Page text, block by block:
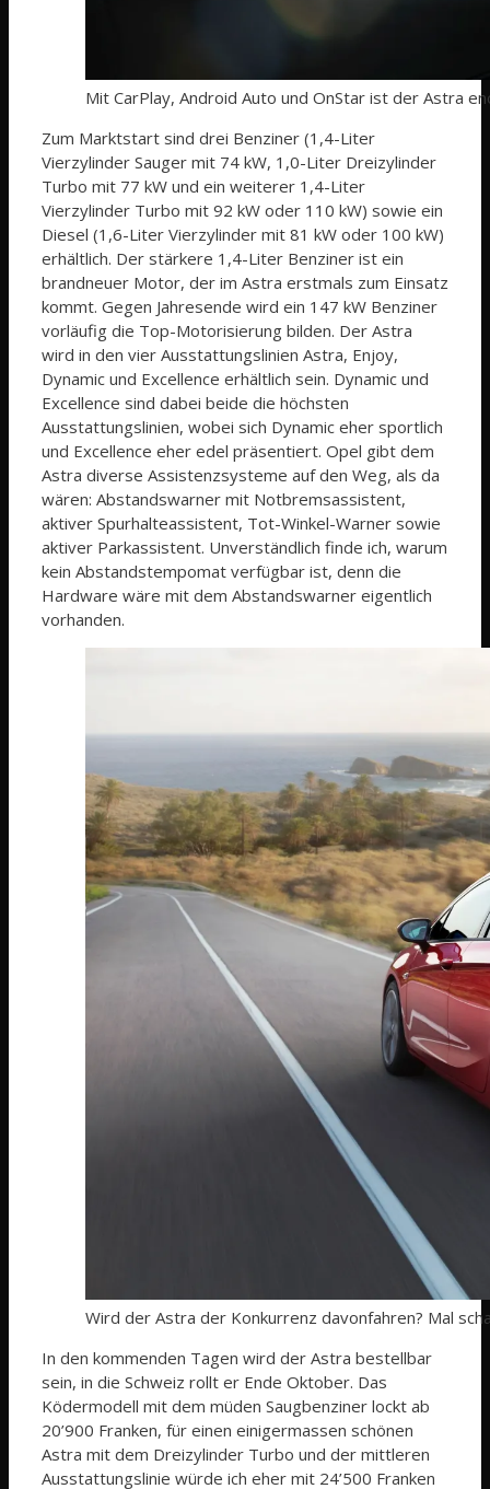
Mit CarPlay, Android Auto und OnStar ist der Astra
Zum Marktstart sind drei Benziner (1,4-Liter
Vierzylinder Sauger mit 74 kW, 1,0-Liter Dreizylinder
Turbo mit 77 kW und ein weiterer 1,4-Liter
Vierzylinder Turbo mit 92 kW oder 110 kW) sowie ein
Diesel (1,6-Liter Vierzylinder mit 81 kW oder 100 kW)
erhältlich. Der stärkere 1,4-Liter Benziner ist ein
brandneuer Motor, der im Astra erstmals zum Einsatz
kommt. Gegen Jahresende wird ein 147 kW Benziner
vorläufig die Top-Motorisierung bilden. Der Astra
wird in den vier Ausstattungslinien Astra, Enjoy,
Dynamic und Excellence erhältlich sein. Dynamic und
Excellence sind dabei beide die höchsten
Ausstattungslinien, wobei sich Dynamic eher sportlich
und Excellence eher edel präsentiert. Opel gibt dem
Astra diverse Assistenzsysteme auf den Weg, als da
wären: Abstandswarner mit Notbremsassistent,
aktiver Spurhalteassistent, Tot-Winkel-Warner sowie
aktiver Parkassistent. Unverständlich finde ich, warum
kein Abstandstempomat verfügbar ist, denn die
Hardware wäre mit dem Abstandswarner eigentlich
vorhanden.
Wird der Astra der Konkurrenz davonfahren? Mal
In den kommenden Tagen wird der Astra bestellbar
sein, in die Schweiz rollt er Ende Oktober. Das
Ködermodell mit dem müden Saugbenziner lockt ab
20’900 Franken, für einen einigermassen schönen
Astra mit dem Dreizylinder Turbo und der mittleren
Ausstattungslinie würde ich eher mit 24’500 Franken